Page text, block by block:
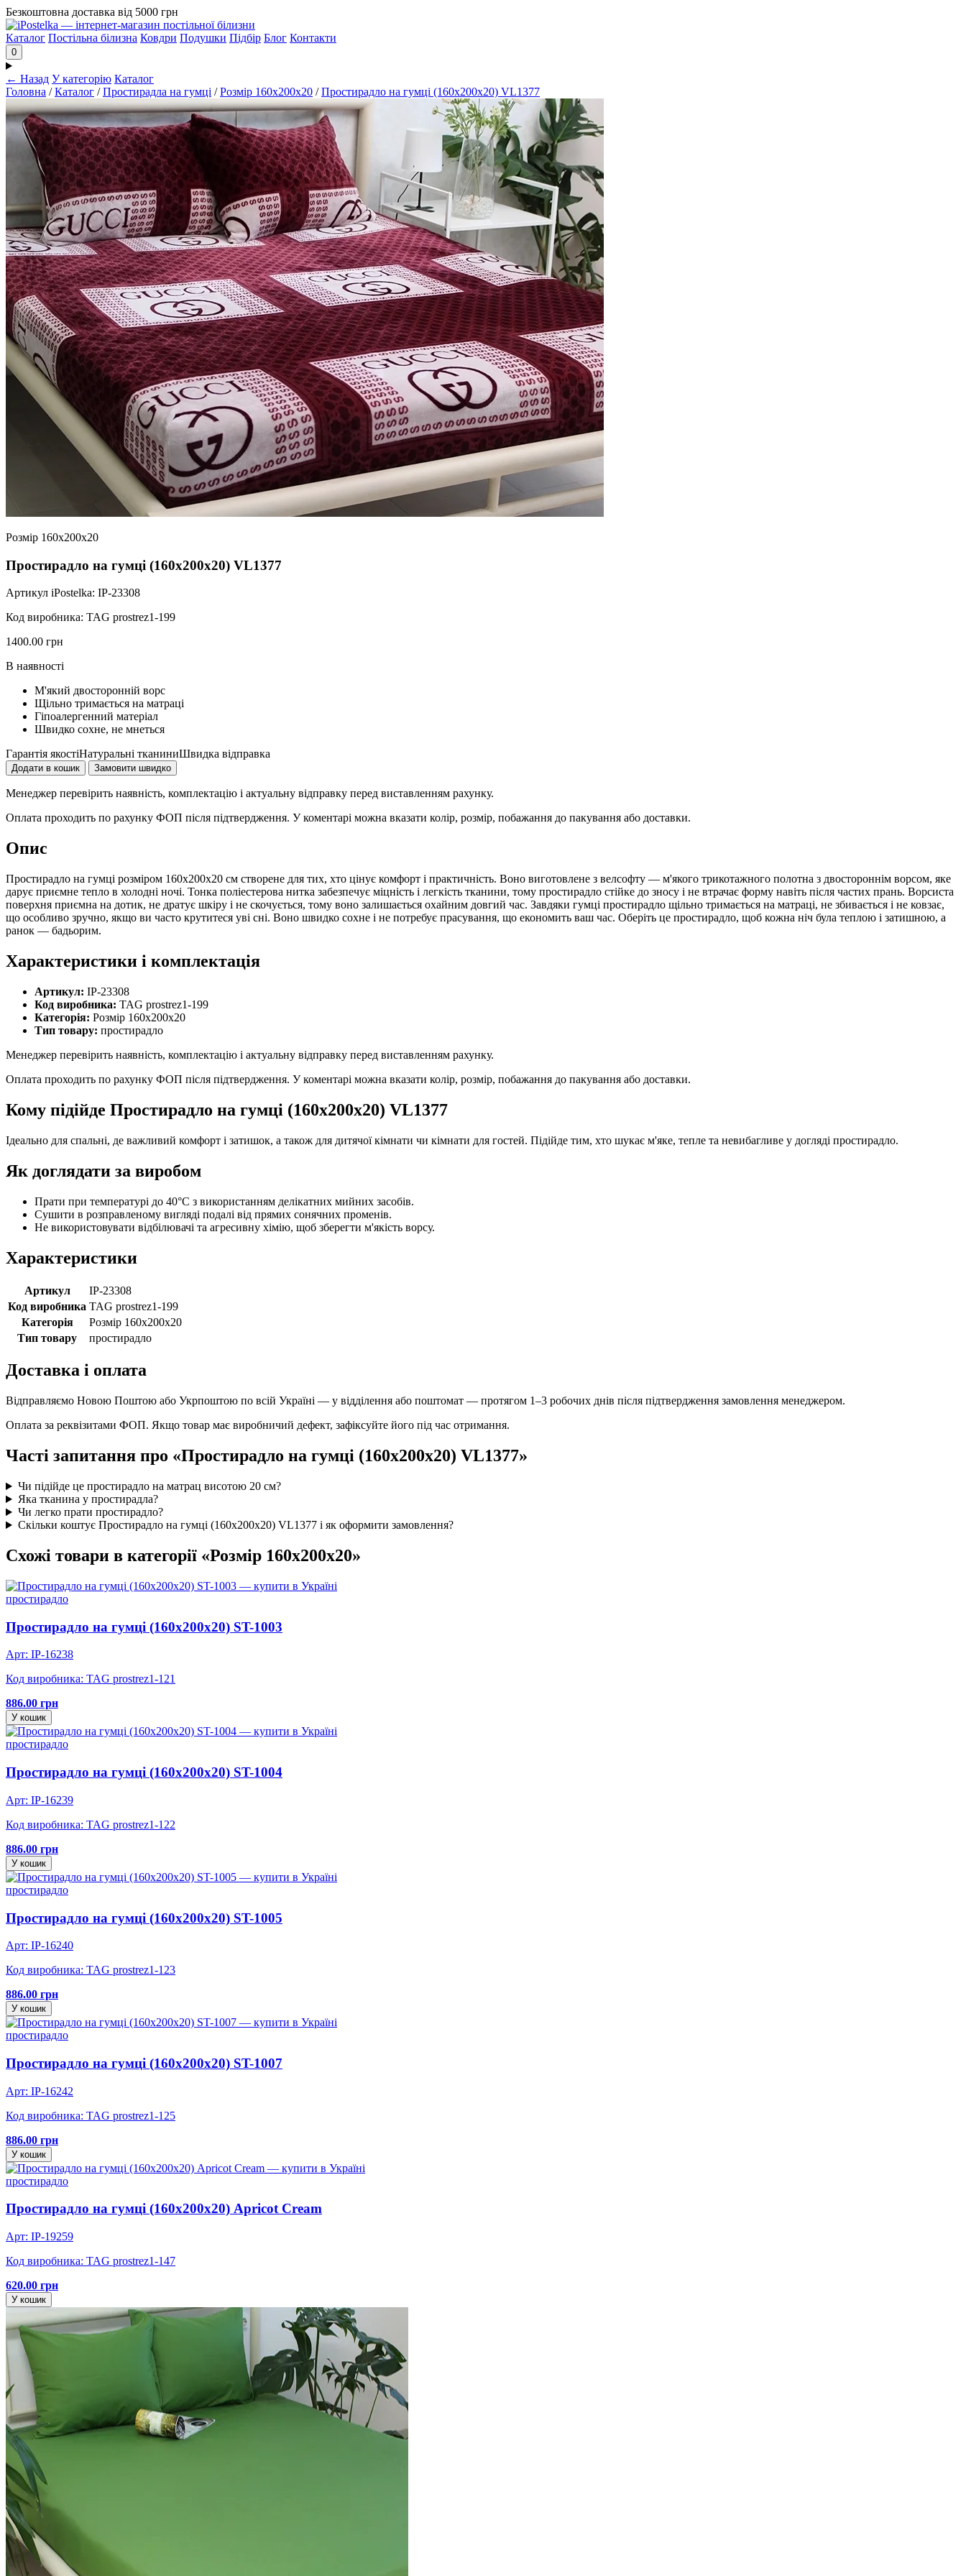
Безкоштовна доставка від 5000 грн
Каталог Постільна білизна Ковдри Подушки Підбір Блог Контакти
0
← Назад У категорію Каталог
Головна /Каталог /Простирадла на гумці /Розмір 160х200х20 /Простирадло на гумці (160х200х20) VL1377
Розмір 160х200х20
Простирадло на гумці (160х200х20) VL1377
Артикул iPostelka: IP-23308
Код виробника: TAG prostrez1-199
1400.00 грн
В наявності
М'який двосторонній ворс
Щільно тримається на матраці
Гіпоалергенний матеріал
Швидко сохне, не мнеться
Гарантія якостіНатуральні тканиниШвидка відправка
Додати в кошик Замовити швидко
Менеджер перевірить наявність, комплектацію і актуальну відправку перед виставленням рахунку.
Оплата проходить по рахунку ФОП після підтвердження. У коментарі можна вказати колір, розмір, побажання до пакування або доставки.
Опис
Простирадло на гумці розміром 160х200х20 см створене для тих, хто цінує комфорт і практичність. Воно виготовлене з велсофту — м'якого трикотажного полотна з двостороннім ворсом, яке
дарує приємне тепло в холодні ночі. Тонка поліестерова нитка забезпечує міцність і легкість тканини, тому простирадло стійке до зносу і не втрачає форму навіть після частих прань. Ворсиста
поверхня приємна на дотик, не дратує шкіру і не скочується, тому воно залишається охайним довгий час. Завдяки гумці простирадло щільно тримається на матраці, не збивається і не ковзає,
що особливо зручно, якщо ви часто крутитеся уві сні. Воно швидко сохне і не потребує прасування, що економить ваш час. Оберіть це простирадло, щоб кожна ніч була теплою і затишною, а
ранок — бадьорим.
Характеристики і комплектація
Артикул: IP-23308
Код виробника: TAG prostrez1-199
Категорія: Розмір 160х200х20
Тип товару: простирадло
Менеджер перевірить наявність, комплектацію і актуальну відправку перед виставленням рахунку.
Оплата проходить по рахунку ФОП після підтвердження. У коментарі можна вказати колір, розмір, побажання до пакування або доставки.
Кому підійде Простирадло на гумці (160х200х20) VL1377
Ідеально для спальні, де важливий комфорт і затишок, а також для дитячої кімнати чи кімнати для гостей. Підійде тим, хто шукає м'яке, тепле та невибагливе у догляді простирадло.
Як доглядати за виробом
Прати при температурі до 40°C з використанням делікатних мийних засобів.
Сушити в розправленому вигляді подалі від прямих сонячних променів.
Не використовувати відбілювачі та агресивну хімію, щоб зберегти м'якість ворсу.
Характеристики
Артикул
IP-23308
Код виробника TAG prostrez1-199
Категорія
Розмір 160х200х20
Тип товару
простирадло
Доставка і оплата
Відправляємо Новою Поштою або Укрпоштою по всій Україні — у відділення або поштомат — протягом 1–3 робочих днів після підтвердження замовлення менеджером.
Оплата за реквізитами ФОП. Якщо товар має виробничий дефект, зафіксуйте його під час отримання.
Часті запитання про «Простирадло на гумці (160х200х20) VL1377»
Чи підійде це простирадло на матрац висотою 20 см?
Яка тканина у простирадла?
Чи легко прати простирадло?
Скільки коштує Простирадло на гумці (160х200х20) VL1377 і як оформити замовлення?
Схожі товари в категорії «Розмір 160х200х20»
простирадло
Простирадло на гумці (160х200х20) ST-1003
Арт: IP-16238
Код виробника: TAG prostrez1-121
886.00 грн
У кошик
простирадло
Простирадло на гумці (160х200х20) ST-1004
Арт: IP-16239
Код виробника: TAG prostrez1-122
886.00 грн
У кошик
простирадло
Простирадло на гумці (160х200х20) ST-1005
Арт: IP-16240
Код виробника: TAG prostrez1-123
886.00 грн
У кошик
простирадло
Простирадло на гумці (160х200х20) ST-1007
Арт: IP-16242
Код виробника: TAG prostrez1-125
886.00 грн
У кошик
простирадло
Простирадло на гумці (160х200х20) Apricot Cream
Арт: IP-19259
Код виробника: TAG prostrez1-147
620.00 грн
У кошик